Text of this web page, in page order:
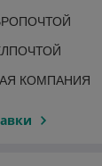
КОМПАНИЯ